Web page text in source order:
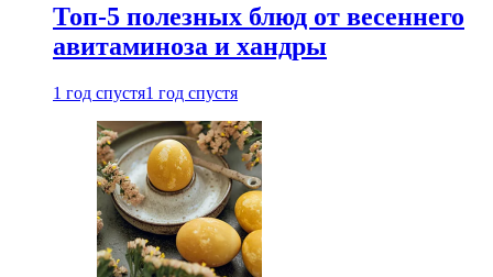
Топ-5 полезных блюд от весеннего
авитаминоза и хандры
1 год спустя1 год спустя